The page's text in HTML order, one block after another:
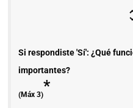
Si respondiste 'Sí': ¿Qué
importantes?
(Máx 3)*